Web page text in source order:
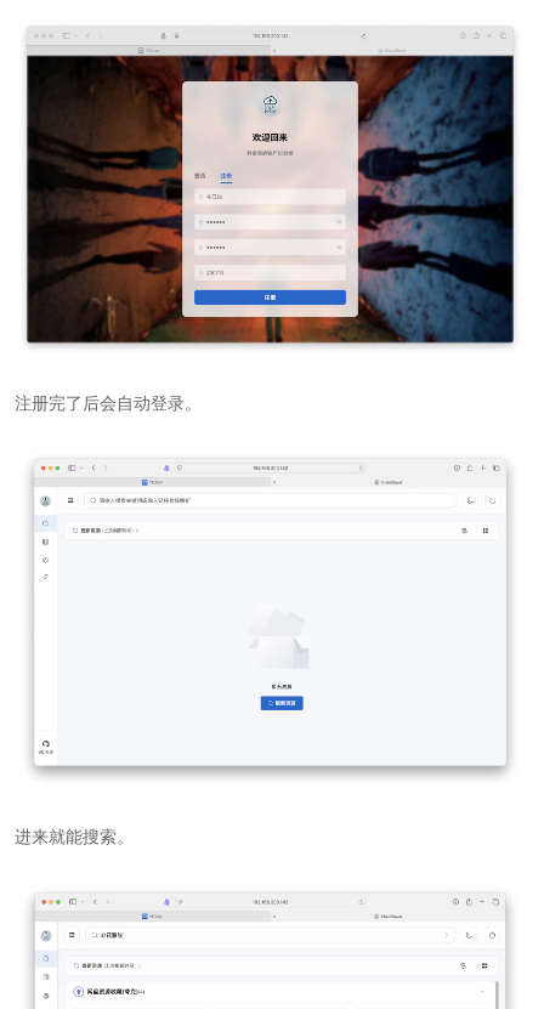
注册完了后会自动登录。
进来就能搜索。